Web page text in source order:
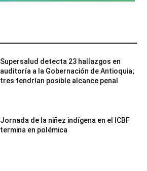
Supersalud detecta 23 hallazgos en
auditoría a la Gobernación de Antioquia;
tres tendrían posible alcance penal
Jornada de la niñez indígena en el ICBF
termina en polémica